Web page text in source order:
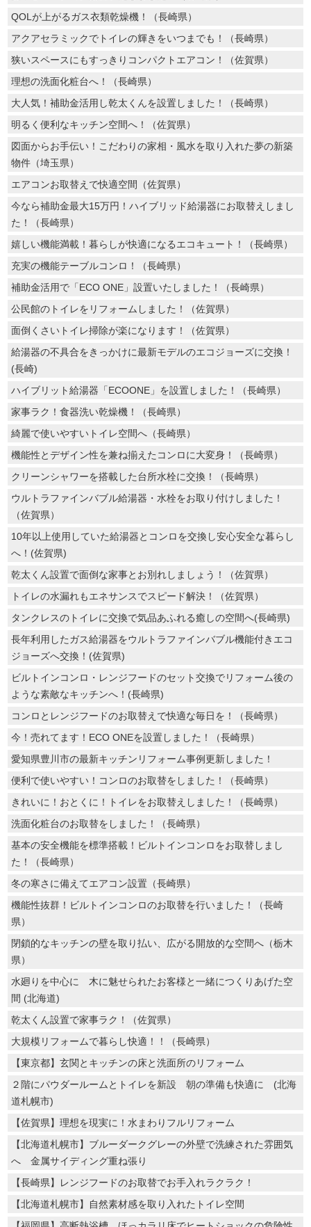
QOLが上がるガス衣類乾燥機！（長崎県）
アクアセラミックでトイレの輝きをいつまでも！（長崎県）
狭いスペースにもすっきりコンパクトエアコン！（佐賀県）
理想の洗面化粧台へ！（長崎県）
大人気！補助金活用し乾太くんを設置しました！（長崎県）
明るく便利なキッチン空間へ！（佐賀県）
図面からお手伝い！こだわりの家相・風水を取り入れた夢の新築
物件（埼玉県）
エアコンお取替えで快適空間（佐賀県）
今なら補助金最大15万円！ハイブリッド給湯器にお取替えしまし
た！（長崎県）
嬉しい機能満載！暮らしが快適になるエコキュート！（長崎県）
充実の機能テーブルコンロ！（長崎県）
補助金活用で「ECO ONE」設置いたしました！（長崎県）
公民館のトイレをリフォームしました！（佐賀県）
面倒くさいトイレ掃除が楽になります！（佐賀県）
給湯器の不具合をきっかけに最新モデルのエコジョーズに交換！
(長崎)
ハイブリット給湯器「ECOONE」を設置しました！（長崎県）
家事ラク！食器洗い乾燥機！（長崎県）
綺麗で使いやすいトイレ空間へ（長崎県）
機能性とデザイン性を兼ね揃えたコンロに大変身！（長崎県）
クリーンシャワーを搭載した台所水栓に交換！（長崎県）
ウルトラファインバブル給湯器・水栓をお取り付けしました！
（佐賀県）
10年以上使用していた給湯器とコンロを交換し安心安全な暮らし
へ！(佐賀県)
乾太くん設置で面倒な家事とお別れしましょう！（佐賀県）
トイレの水漏れもエネサンスでスピード解決！（佐賀県）
タンクレスのトイレに交換で気品あふれる癒しの空間へ(長崎県)
長年利用したガス給湯器をウルトラファインバブル機能付きエコ
ジョーズへ交換！(佐賀県)
ビルトインコンロ・レンジフードのセット交換でリフォーム後の
ような素敵なキッチンへ！(長崎県)
コンロとレンジフードのお取替えで快適な毎日を！（長崎県）
今！売れてます！ECO ONEを設置しました！（長崎県）
愛知県豊川市の最新キッチンリフォーム事例更新しました！
便利で使いやすい！コンロのお取替をしました！（長崎県）
きれいに！おとくに！トイレをお取替えしました！（長崎県）
洗面化粧台のお取替をしました！（長崎県）
基本の安全機能を標準搭載！ビルトインコンロをお取替しまし
た！（長崎県）
冬の寒さに備えてエアコン設置（長崎県）
機能性抜群！ビルトインコンロのお取替を行いました！（長崎
県）
閉鎖的なキッチンの壁を取り払い、広がる開放的な空間へ（栃木
県）
水廻りを中心に 木に魅せられたお客様と一緒につくりあげた空
間 (北海道)
乾太くん設置で家事ラク！（佐賀県）
大規模リフォームで暮らし快適！！（長崎県）
【東京都】玄関とキッチンの床と洗面所のリフォーム
２階にパウダールームとトイレを新設 朝の準備も快適に (北海
道札幌市)
【佐賀県】理想を現実に！水まわりフルリフォーム
【北海道札幌市】ブルーダークグレーの外壁で洗練された雰囲気
へ 金属サイディング重ね張り
【長崎県】レンジフードのお取替でお手入れラクラク！
【北海道札幌市】自然素材感を取り入れたトイレ空間